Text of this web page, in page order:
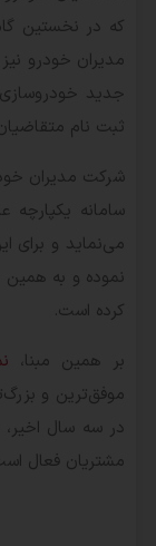
که در نخستین
مدیران خودرو
جدید
ثبت نام
شرکت مدیران
سامانه
می‌نماید و برای
نموده و به همین
کرده است.
بر همین مبنا،
موفق‌ترین و
در سه سال
مشتریان فعال